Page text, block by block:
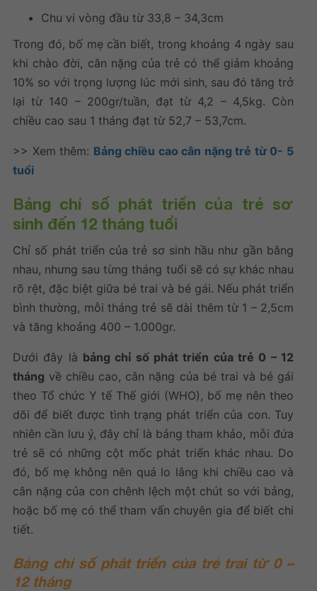
Chu vi vòng đầu từ 33,8 – 34,3cm
Trong đó, bố mẹ cần biết, trong khoảng 4 ngày sau
khi chào đời, cân nặng của trẻ có thể giảm khoảng
10% so với trọng lượng lúc mới sinh, sau đó tăng trở
lại từ 140 – 200gr/tuần, đạt từ 4,2 – 4,5kg. Còn
chiều cao sau 1 tháng đạt từ 52,7 – 53,7cm.
>> Xem thêm: Bảng chiều cao cân nặng trẻ từ 0- 5
tuổi
Bảng chỉ số phát triển của trẻ sơ
sinh đến 12 tháng tuổi
Chỉ số phát triển của trẻ sơ sinh hầu như gần bằng
nhau, nhưng sau từng tháng tuổi sẽ có sự khác nhau
rõ rệt, đặc biệt giữa bé trai và bé gái. Nếu phát triển
bình thường, mỗi tháng trẻ sẽ dài thêm từ 1 – 2,5cm
và tăng khoảng 400 – 1.000gr.
Dưới đây là bảng chỉ số phát triển của trẻ 0 – 12
tháng về chiều cao, cân nặng của bé trai và bé gái
theo Tổ chức Y tế Thế giới (WHO), bố mẹ nên theo
dõi để biết được tình trạng phát triển của con. Tuy
nhiên cần lưu ý, đây chỉ là bảng tham khảo, mỗi đứa
trẻ sẽ có những cột mốc phát triển khác nhau. Do
đó, bố mẹ không nên quá lo lắng khi chiều cao và
cân nặng của con chênh lệch một chút so với bảng,
hoặc bố mẹ có thể tham vấn chuyên gia để biết chi
tiết.
Bảng chỉ số phát triển của trẻ trai từ 0 –
12 tháng